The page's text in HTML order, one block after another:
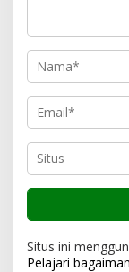
Situs ini
Pelajari